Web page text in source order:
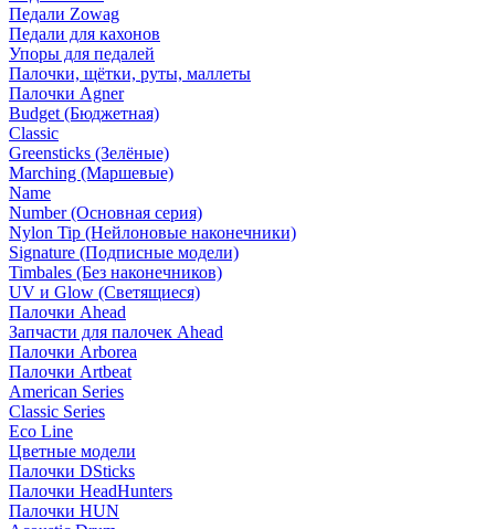
Педали Zowag
Педали для кахонов
Упоры для педалей
Палочки, щётки, руты, маллеты
Палочки Agner
Budget (Бюджетная)
Classic
Greensticks (Зелёные)
Marching (Маршевые)
Name
Number (Основная серия)
Nylon Tip (Нейлоновые наконечники)
Signature (Подписные модели)
Timbales (Без наконечников)
UV и Glow (Светящиеся)
Палочки Ahead
Запчасти для палочек Ahead
Палочки Arborea
Палочки Artbeat
American Series
Classic Series
Eco Line
Цветные модели
Палочки DSticks
Палочки HeadHunters
Палочки HUN